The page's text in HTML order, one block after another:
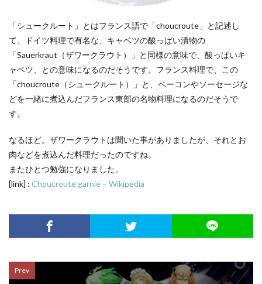
「シュークルート」とはフランス語で「choucroute」と記述し
て、ドイツ料理で有名な、キャベツの酸っぱい漬物の
「Sauerkraut（ザワークラウト）」と同様の意味で、酸っぱいキ
ャベツ、との意味になるのだそうです。フランス料理で、この
「choucroute（シュークルート）」と、ベーコンやソーセージな
どを一緒に煮込んだフランス東部の名物料理になるのだそうで
す。
なるほど。ザワークラウトは聞いた事がありましたが、それとお
肉などを煮込んだ料理だったのですね。
またひとつ勉強になりました。
[link] : Choucroute garnie – Wikipedia
Prev